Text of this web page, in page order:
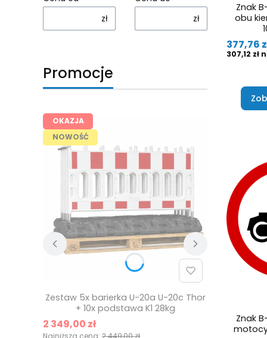
zł
zł
Promocje
OKAZJA
NOWOŚĆ
Zestaw 5x barierka U-20a U-20c Thor
+ 10x podstawa K1 28kg
Cena promocyjna
2 349,00 zł
Najniższa cena: 2 449,00 zł
Znak
obu
Cena
377,76
Cena
307,12 zł
Znak